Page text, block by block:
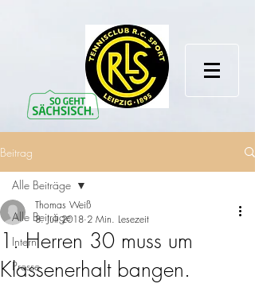
Beitrag
Alle Beiträge
Intern
Presse
Alle Beiträge
1. Herren 30 muss um
Klassenerhalt bangen.
Thomas Weiß
8. Juli 2018 2 Min. Lesezeit